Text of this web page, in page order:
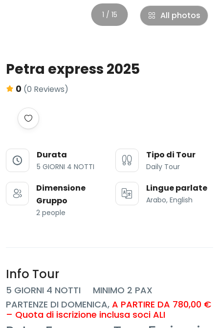
1 / 15 All photos
Petra express 2025
0 (0 Reviews)
Durata
5 GIORNI 4 NOTTI
Tipo di Tour
Daily Tour
Dimensione
Gruppo
2 people
Lingue parlate
Arabo, English
Info Tour
5 GIORNI 4 NOTTI MINIMO 2 PAX
PARTENZE DI DOMENICA, A PARTIRE DA 780,00 €
– Quota di iscrizione inclusa soci ALI